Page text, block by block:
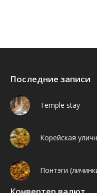
Последние записи
Temple stay
Корейская
Понтэги